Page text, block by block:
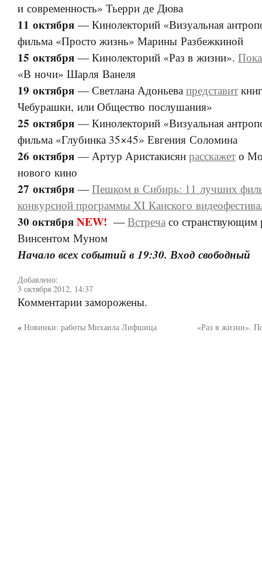
и современность» Тьерри де Дюва
11 октября — Кинолекторий «Визуальная
фильма «Просто жизнь» Марины Разбежкиной
15 октября — Кинолекторий «Раз в жизни».
«В ночи» Шарля Ванеля
19 октября — Светлана Адоньева представит
Чебурашки, или Общество послушания»
25 октября — Кинолекторий «Визуальная
фильма «Глубинка 35×45» Евгения Соломина
26 октября — Артур Аристакисян расскажет о
нового кино
27 октября —Пешком в Сибирь: 11 лучших
конкурсной программы XI Канского
30 октябряNEW! —Встреча со странствующим
Винсентом Муном
Начало всех событий в 19:30. Вход свободный
Добавлено:
3 октября 2012, 14:37
Комментарии заморожены.
« Новинки: работы Михаила Лифшица «Раз в жизни».